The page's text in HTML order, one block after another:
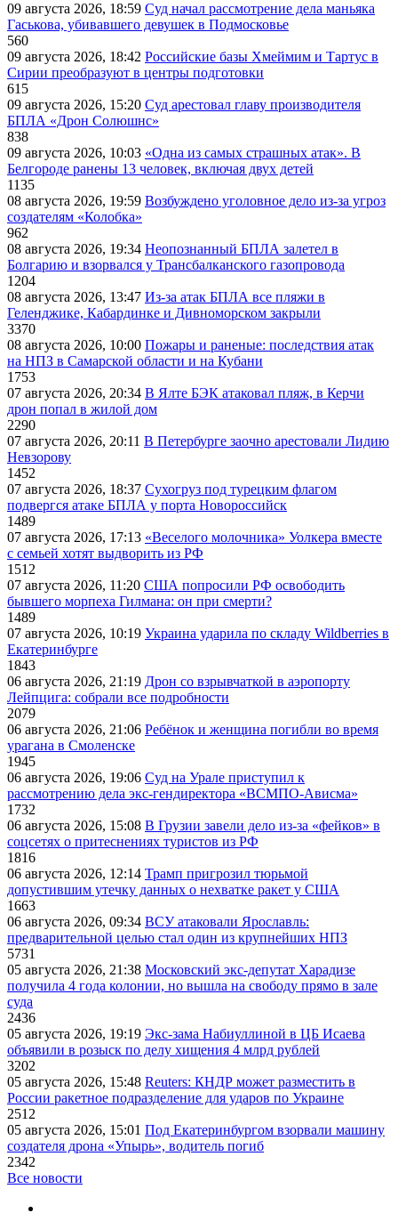
09 августа 2026, 18:59 Суд начал рассмотрение дела маньяка
Гаськова, убивавшего девушек в Подмосковье
560
09 августа 2026, 18:42 Российские базы Хмеймим и Тартус в
Сирии преобразуют в центры подготовки
615
09 августа 2026, 15:20 Суд арестовал главу производителя
БПЛА «Дрон Солюшнс»
838
09 августа 2026, 10:03 «Одна из самых страшных атак». В
Белгороде ранены 13 человек, включая двух детей
1135
08 августа 2026, 19:59 Возбуждено уголовное дело из-за угроз
создателям «Колобка»
962
08 августа 2026, 19:34 Неопознанный БПЛА залетел в
Болгарию и взорвался у Трансбалканского газопровода
1204
08 августа 2026, 13:47 Из-за атак БПЛА все пляжи в
Геленджике, Кабардинке и Дивноморском закрыли
3370
08 августа 2026, 10:00 Пожары и раненые: последствия атак
на НПЗ в Самарской области и на Кубани
1753
07 августа 2026, 20:34 В Ялте БЭК атаковал пляж, в Керчи
дрон попал в жилой дом
2290
07 августа 2026, 20:11 В Петербурге заочно арестовали Лидию
Невзорову
1452
07 августа 2026, 18:37 Сухогруз под турецким флагом
подвергся атаке БПЛА у порта Новороссийск
1489
07 августа 2026, 17:13 «Веселого молочника» Уолкера вместе
с семьей хотят выдворить из РФ
1512
07 августа 2026, 11:20 США попросили РФ освободить
бывшего морпеха Гилмана: он при смерти?
1489
07 августа 2026, 10:19 Украина ударила по складу Wildberries в
Екатеринбурге
1843
06 августа 2026, 21:19 Дрон со взрывчаткой в аэропорту
Лейпцига: собрали все подробности
2079
06 августа 2026, 21:06 Ребёнок и женщина погибли во время
урагана в Смоленске
1945
06 августа 2026, 19:06 Суд на Урале приступил к
рассмотрению дела экс-гендиректора «ВСМПО-Ависма»
1732
06 августа 2026, 15:08 В Грузии завели дело из-за «фейков» в
соцсетях о притеснениях туристов из РФ
1816
06 августа 2026, 12:14 Трамп пригрозил тюрьмой
допустившим утечку данных о нехватке ракет у США
1663
06 августа 2026, 09:34 ВСУ атаковали Ярославль:
предварительной целью стал один из крупнейших НПЗ
5731
05 августа 2026, 21:38 Московский экс-депутат Харадизе
получила 4 года колонии, но вышла на свободу прямо в зале
суда
2436
05 августа 2026, 19:19 Экс-зама Набиуллиной в ЦБ Исаева
объявили в розыск по делу хищения 4 млрд рублей
3202
05 августа 2026, 15:48 Reuters: КНДР может разместить в
России ракетное подразделение для ударов по Украине
2512
05 августа 2026, 15:01 Под Екатеринбургом взорвали машину
создателя дрона «Упырь», водитель погиб
2342
Все новости